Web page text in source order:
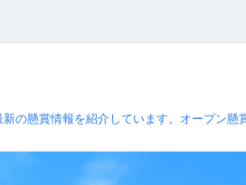
の懸賞情報を紹介しています。オープン懸